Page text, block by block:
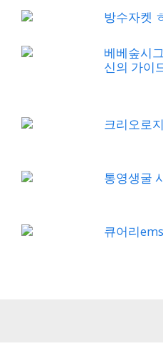
방수자켓
베베숲시
신의 가이
크리오로
통영생굴
큐어리